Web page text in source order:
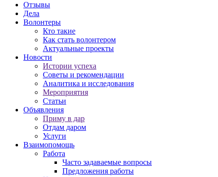
Отзывы
Дела
Волонтеры
Кто такие
Как стать волонтером
Актуальные проекты
Новости
Истории успеха
Советы и рекомендации
Аналитика и исследования
Мероприятия
Статьи
Объявления
Приму в дар
Отдам даром
Услуги
Взаимопомощь
Работа
Часто задаваемые вопросы
Предложения работы